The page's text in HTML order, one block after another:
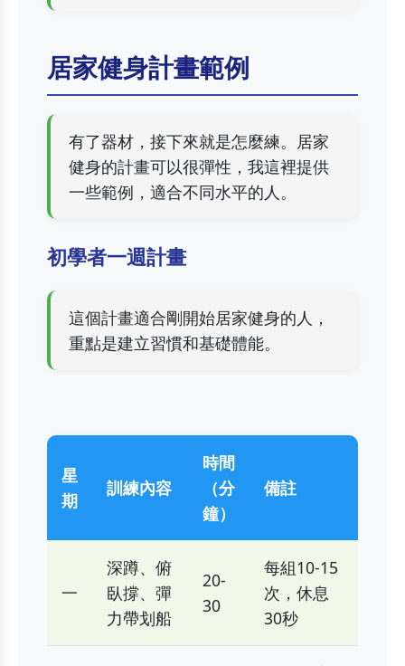
居家健身計畫範例
有了器材，接下來就是怎麼練。居家
健身的計畫可以很彈性，我這裡提供
一些範例，適合不同水平的人。
初學者一週計畫
這個計畫適合剛開始居家健身的人，
重點是建立習慣和基礎體能。
星
期
訓練內容
時間
（分
鐘）
備註
一
深蹲、俯
臥撐、彈
力帶划船
20-
30
每組10-15
次，休息
30秒